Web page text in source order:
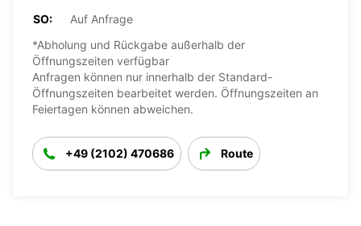
SO:
Auf Anfrage
*Abholung und Rückgabe außerhalb der
Öffnungszeiten verfügbar
Anfragen können nur innerhalb der Standard-
Öffnungszeiten bearbeitet werden. Öffnungszeiten an
Feiertagen können abweichen.
+49 (2102) 470686 Route